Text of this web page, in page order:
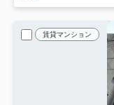
賃貸マンション